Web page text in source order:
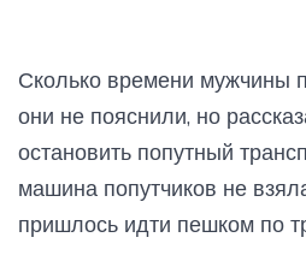
Сколько времени мужчины
они не пояснили, но
остановить попутный
машина попутчиков не
пришлось идти пешком по